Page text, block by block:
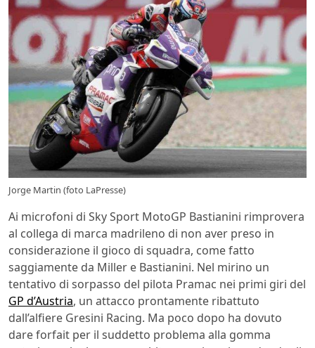
Jorge Martin (foto LaPresse)
Ai microfoni di Sky Sport MotoGP Bastianini rimprovera
al collega di marca madrileno di non aver preso in
considerazione il gioco di squadra, come fatto
saggiamente da Miller e Bastianini. Nel mirino un
tentativo di sorpasso del pilota Pramac nei primi giri del
GP d’Austria, un attacco prontamente ribattuto
dall’alfiere Gresini Racing. Ma poco dopo ha dovuto
dare forfait per il suddetto problema alla gomma